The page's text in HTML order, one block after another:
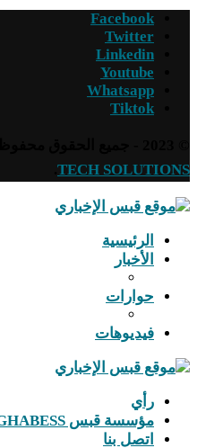
Facebook
Twitter
Linkedin
Youtube
Whatsapp
Tiktok
TECH SOLUTIONS
الرئيسية
الأخبار
حوارات
فيديوهات
رأي
مؤسسة قبس ETS GHABESS
اتصل بنا